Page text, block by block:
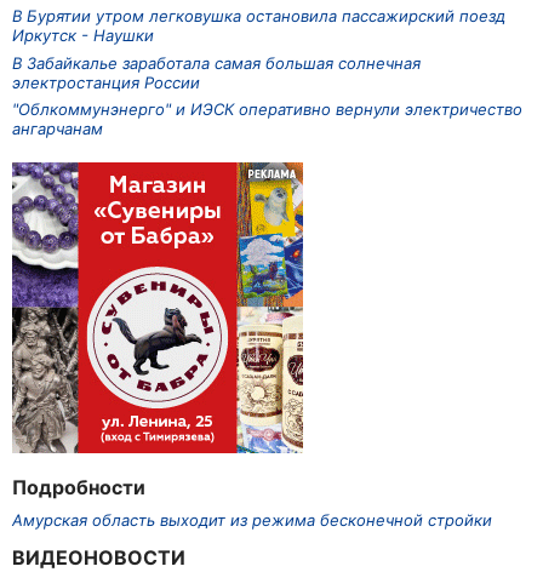
В Бурятии утром легковушка остановила пассажирский поезд
Иркутск - Наушки
В Забайкалье заработала самая большая солнечная
электростанция России
"Облкоммунэнерго" и ИЭСК оперативно вернули электричество
ангарчанам
Подробности
Амурская область выходит из режима бесконечной стройки
ВИДЕОНОВОСТИ